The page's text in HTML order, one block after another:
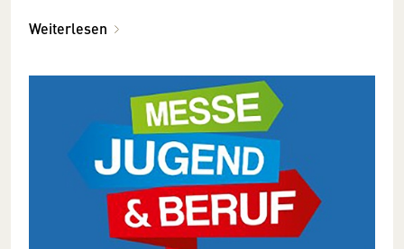
Weiterlesen